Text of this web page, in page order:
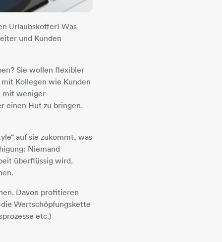
Urlaubskoffer! Was
und Kunden
Sie wollen flexibler
Kollegen wie Kunden
mit weniger
einen Hut zu bringen.
auf sie zukommt, was
Niemand
überflüssig wird.
Davon profitieren
Wertschöpfungskette
etc.)